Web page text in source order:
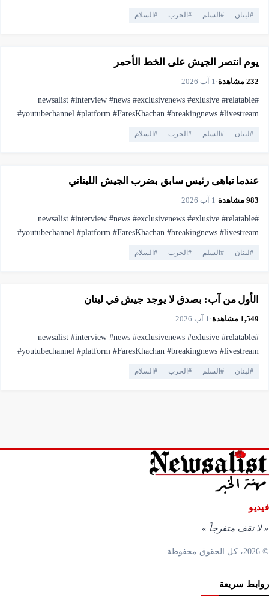
#pressfreedom #facts #currentaffairs #trending #lebanonnews
#لبنان # السلم # الحرب # السلام
يوم انتصر الجيش على الخط الأحمر
232 مشاهدة·1 آب 2026
#newsalist #interview #news #exclusivenews #exlusive #relatable
#youtubechannel #platform #FaresKhachan #breakingnews #livestream
#pressfreedom #facts #currentaffairs #trending #lebanonnews
#لبنان # السلم # الحرب # السلام
عندما تباهى رئيس سابق بضرب الجيش اللبناني
983 مشاهدة·1 آب 2026
#newsalist #interview #news #exclusivenews #exlusive #relatable
#youtubechannel #platform #FaresKhachan #breakingnews #livestream
#pressfreedom #facts #currentaffairs #trending #lebanonnews
#لبنان # السلم # الحرب # السلام
الأول من آب: بصدق لا يوجد جيش في لبنان
1,549 مشاهدة·1 آب 2026
#newsalist #interview #news #exclusivenews #exlusive #relatable
#youtubechannel #platform #FaresKhachan #breakingnews #livestream
#pressfreedom #facts #currentaffairs #trending #lebanonnews
#لبنان # السلم # الحرب # السلام
فيديو
«لا تقف متفرجاً »
© 2026، كل الحقوق محفوظة.
روابط سريعة